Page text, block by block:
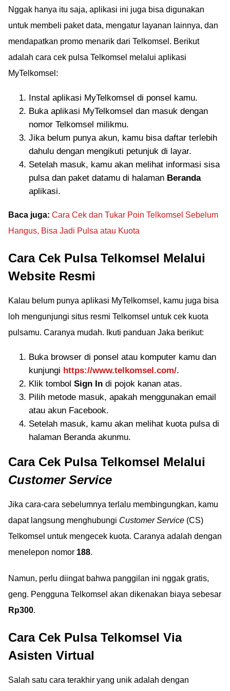
Nggak hanya itu saja, aplikasi ini juga bisa digunakan
untuk membeli paket data, mengatur layanan lainnya, dan
mendapatkan promo menarik dari Telkomsel. Berikut
adalah cara cek pulsa Telkomsel melalui aplikasi
MyTelkomsel:
Instal aplikasi MyTelkomsel di ponsel kamu.
Buka aplikasi MyTelkomsel dan masuk dengan
nomor Telkomsel milikmu.
Jika belum punya akun, kamu bisa daftar terlebih
dahulu dengan mengikuti petunjuk di layar.
Setelah masuk, kamu akan melihat informasi sisa
pulsa dan paket datamu di halaman Beranda
aplikasi.
Baca juga: Cara Cek dan Tukar Poin Telkomsel Sebelum
Hangus, Bisa Jadi Pulsa atau Kuota
Cara Cek Pulsa Telkomsel Melalui
Website Resmi
Kalau belum punya aplikasi MyTelkomsel, kamu juga bisa
loh mengunjungi situs resmi Telkomsel untuk cek kuota
pulsamu. Caranya mudah. Ikuti panduan Jaka berikut:
Buka browser di ponsel atau komputer kamu dan
kunjungi https://www.telkomsel.com/.
Klik tombol Sign In di pojok kanan atas.
Pilih metode masuk, apakah menggunakan email
atau akun Facebook.
Setelah masuk, kamu akan melihat kuota pulsa di
halaman Beranda akunmu.
Cara Cek Pulsa Telkomsel Melalui
Customer Service
Jika cara-cara sebelumnya terlalu membingungkan, kamu
dapat langsung menghubungi Customer Service (CS)
Telkomsel untuk mengecek kuota. Caranya adalah dengan
menelepon nomor 188.
Namun, perlu diingat bahwa panggilan ini nggak gratis,
geng. Pengguna Telkomsel akan dikenakan biaya sebesar
Rp300.
Cara Cek Pulsa Telkomsel Via
Asisten Virtual
Salah satu cara terakhir yang unik adalah dengan